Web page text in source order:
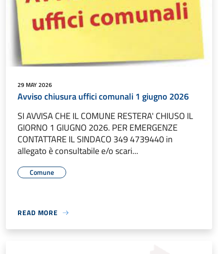
29 MAY 2026
Avviso chiusura uffici comunali 1 giugno 2026
SI AVVISA CHE IL COMUNE RESTERA' CHIUSO IL
GIORNO 1 GIUGNO 2026. PER EMERGENZE
CONTATTARE IL SINDACO 349 4739440 in
allegato è consultabile e/o scari...
Comune
READ MORE